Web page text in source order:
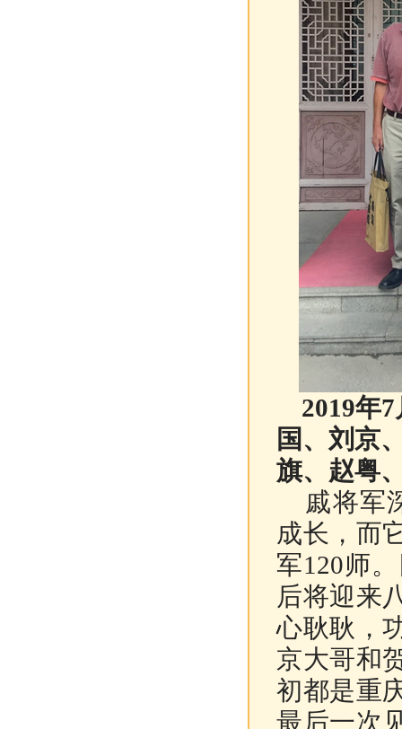
2019年7
国、刘京
旗、赵粤
戚将军
成长，而
军120师
后将迎来
心耿耿，
京大哥和
初都是重
最后一次